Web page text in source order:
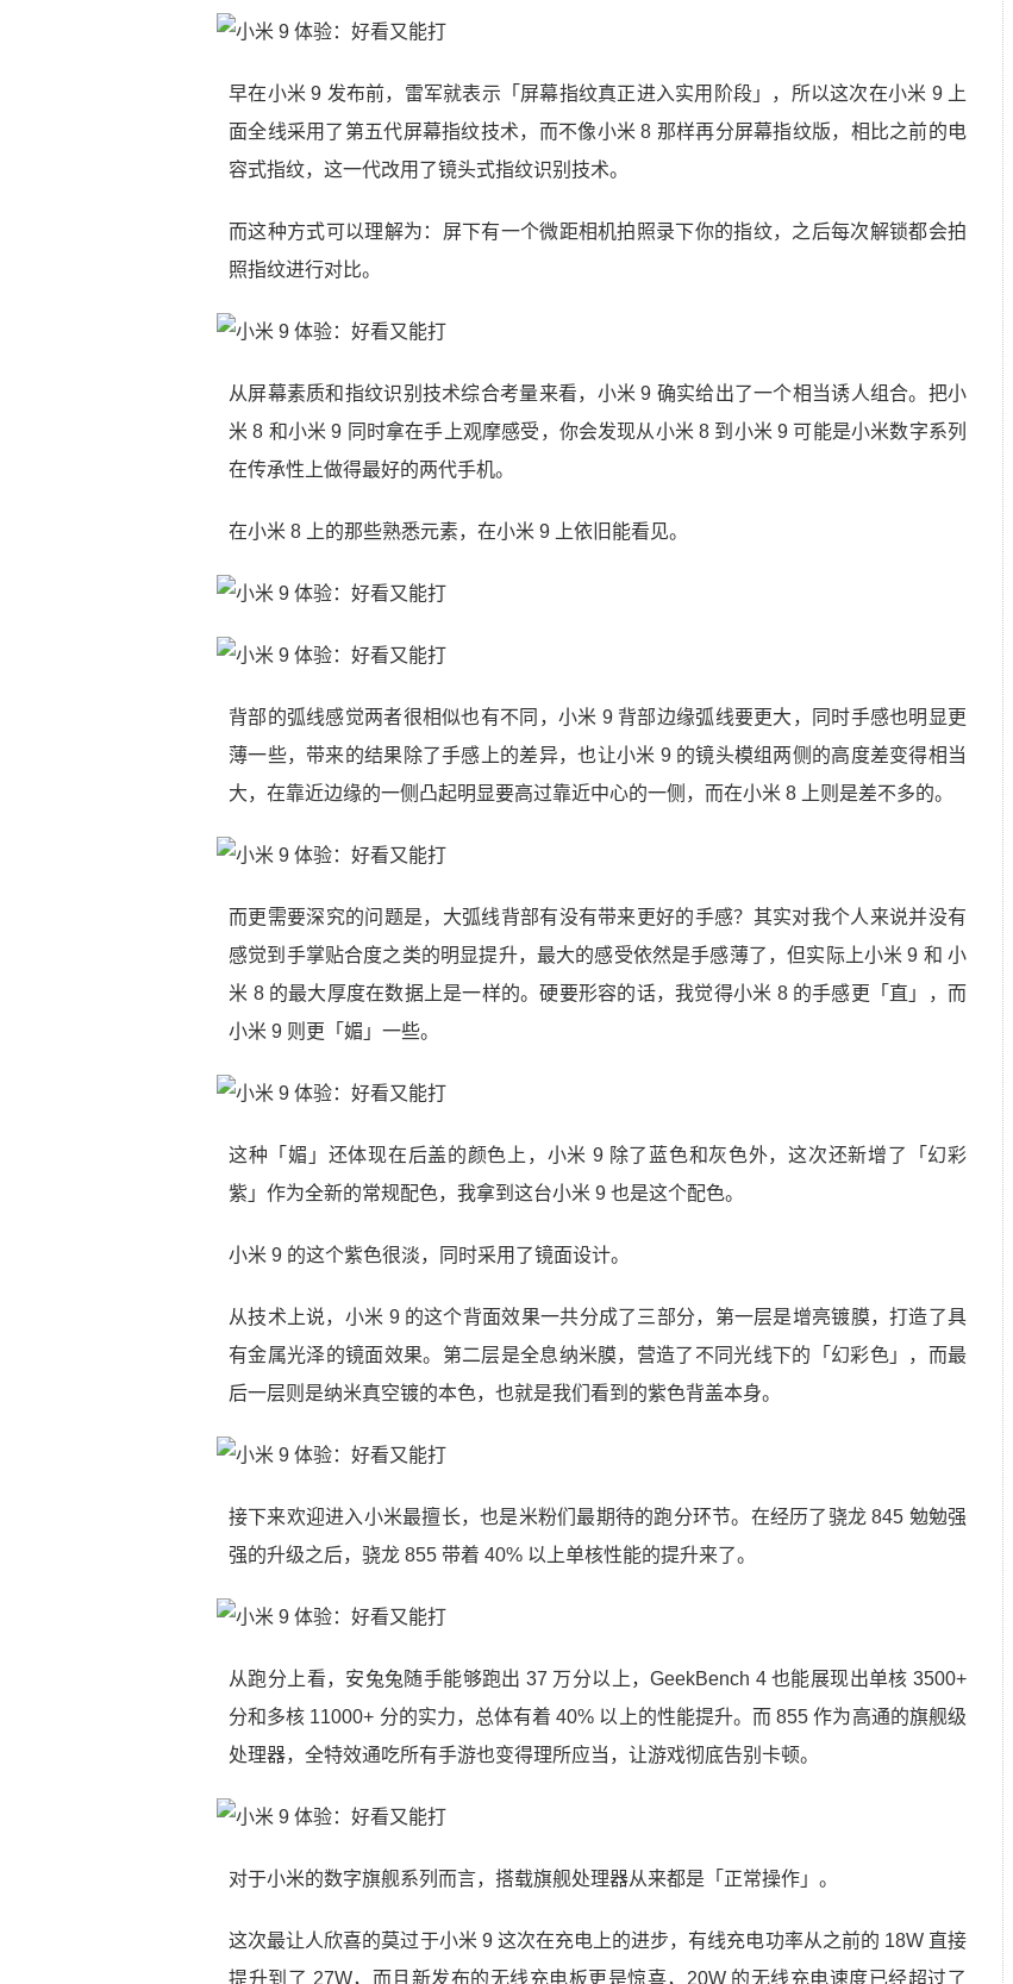
早在小米 9 发布前，雷军就表示「屏幕指纹真正进入实用阶段」，所以这次在小米 9 上
面全线采用了第五代屏幕指纹技术，而不像小米 8 那样再分屏幕指纹版，相比之前的电
容式指纹，这一代改用了镜头式指纹识别技术。
而这种方式可以理解为：屏下有一个微距相机拍照录下你的指纹，之后每次解锁都会拍
照指纹进行对比。
从屏幕素质和指纹识别技术综合考量来看，小米 9 确实给出了一个相当诱人组合。把小
米 8 和小米 9 同时拿在手上观摩感受，你会发现从小米 8 到小米 9 可能是小米数字系列
在传承性上做得最好的两代手机。
在小米 8 上的那些熟悉元素，在小米 9 上依旧能看见。
背部的弧线感觉两者很相似也有不同，小米 9 背部边缘弧线要更大，同时手感也明显更
薄一些，带来的结果除了手感上的差异，也让小米 9 的镜头模组两侧的高度差变得相当
大，在靠近边缘的一侧凸起明显要高过靠近中心的一侧，而在小米 8 上则是差不多的。
而更需要深究的问题是，大弧线背部有没有带来更好的手感？其实对我个人来说并没有
感觉到手掌贴合度之类的明显提升，最大的感受依然是手感薄了，但实际上小米 9 和 小
米 8 的最大厚度在数据上是一样的。硬要形容的话，我觉得小米 8 的手感更「直」，而
小米 9 则更「媚」一些。
这种「媚」还体现在后盖的颜色上，小米 9 除了蓝色和灰色外，这次还新增了「幻彩
紫」作为全新的常规配色，我拿到这台小米 9 也是这个配色。
小米 9 的这个紫色很淡，同时采用了镜面设计。
从技术上说，小米 9 的这个背面效果一共分成了三部分，第一层是增亮镀膜，打造了具
有金属光泽的镜面效果。第二层是全息纳米膜，营造了不同光线下的「幻彩色」，而最
后一层则是纳米真空镀的本色，也就是我们看到的紫色背盖本身。
接下来欢迎进入小米最擅长，也是米粉们最期待的跑分环节。在经历了骁龙 845 勉勉强
强的升级之后，骁龙 855 带着 40% 以上单核性能的提升来了。
从跑分上看，安兔兔随手能够跑出 37 万分以上，GeekBench 4 也能展现出单核 3500+
分和多核 11000+ 分的实力，总体有着 40% 以上的性能提升。而 855 作为高通的旗舰级
处理器，全特效通吃所有手游也变得理所应当，让游戏彻底告别卡顿。
对于小米的数字旗舰系列而言，搭载旗舰处理器从来都是「正常操作」。
这次最让人欣喜的莫过于小米 9 这次在充电上的进步，有线充电功率从之前的 18W 直接
提升到了 27W，而且新发布的无线充电板更是惊喜，20W 的无线充电速度已经超过了